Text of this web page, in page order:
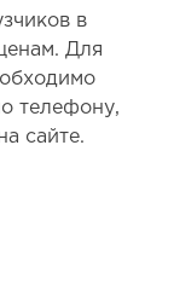
в
Для
телефону,
сайте.